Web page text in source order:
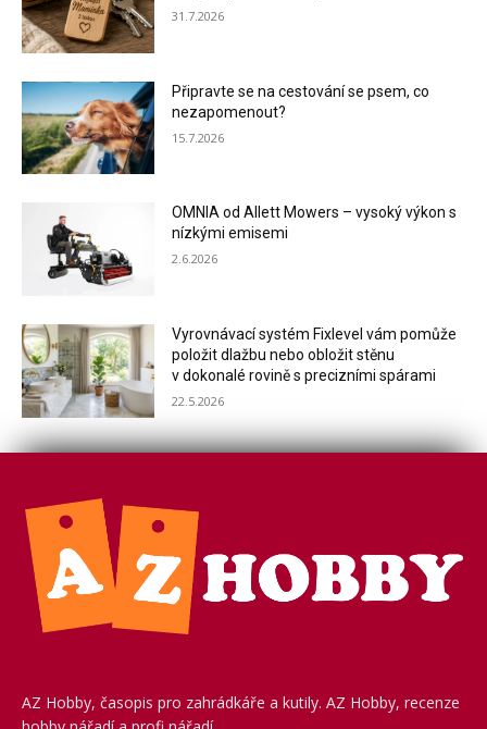
31.7.2026
Připravte se na cestování se psem, co
nezapomenout?
15.7.2026
OMNIA od Allett Mowers – vysoký výkon s
nízkými emisemi
2.6.2026
Vyrovnávací systém Fixlevel vám pomůže
položit dlažbu nebo obložit stěnu
v dokonalé rovině s precizními spárami
22.5.2026
AZ Hobby, časopis pro zahrádkáře a kutily. AZ Hobby, recenze